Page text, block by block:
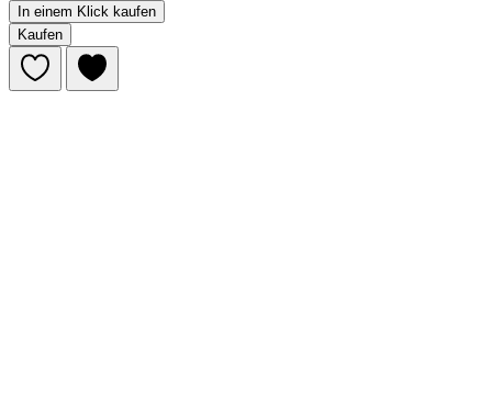
In einem Klick kaufen
Kaufen